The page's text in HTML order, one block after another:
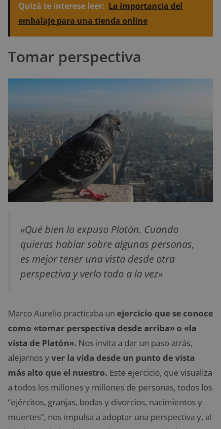
Quizá te interese leer: La importancia del
embalaje para una tienda online
Tomar perspectiva
«Qué bien lo expuso Platón. Cuando
quieras hablar sobre algunas personas,
es mejor tener una vista desde otra
perspectiva y verlo todo a la vez»
Marco Aurelio practicaba un ejercicio que se conoce
como «tomar perspectiva desde arriba» o «la
vista de Platón». Nos invita a dar un paso atrás,
alejarnos yver la vida desde un punto de vista
más alto que el nuestro. Este ejercicio, que visualiza
a todos los millones y millones de personas, todos los
“ejércitos, granjas, bodas y divorcios, nacimientos y
muertes”, nos impulsa a adoptar una perspectiva y, al